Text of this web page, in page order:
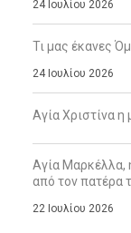
24 Ιουλίου 2026
Τι μας έκανες
24 Ιουλίου 2026
Αγία Χριστίνα η
Αγία Μαρκέλλα,
από τον πατέρα
22 Ιουλίου 2026